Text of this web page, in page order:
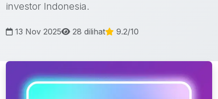
investor Indonesia.
13 Nov 2025 28 dilihat 9.2/10